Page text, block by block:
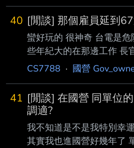
中 高雄3個機場航班時間
間 因為高雄機場最熟悉 直
核銷送到會計 她說為什麼
是因為主辦只寫這3個地
才選 會計就說不行 要補簽
的事情很多 ....) 想請教在
事情嗎 沒進去過不了解
40 [閒談] 那個雇員延到
蠻好玩的 很神奇 台電是
些年紀大的在那邊工作 長
的 苦哈哈等數 結果老的領
樣 老的 新的設備不學 爬
你菜 誰叫他是領班呢 又
一堆領班不幹事情 領一堆
唉 --
CS7788 · 國營
41 [閒談] 在國營 同單位
調適?
我不知道是不是我特別幸
其實我也進國營好幾年了